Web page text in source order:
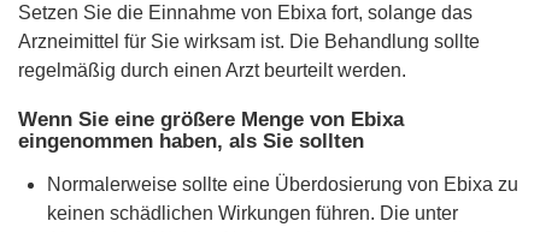
Setzen Sie die Einnahme von Ebixa fort, solange das
Arzneimittel für Sie wirksam ist. Die Behandlung sollte
regelmäßig durch einen Arzt beurteilt werden.
Wenn Sie eine größere Menge von Ebixa
eingenommen haben, als Sie sollten
Normalerweise sollte eine Überdosierung von Ebixa zu
keinen schädlichen Wirkungen führen. Die unter